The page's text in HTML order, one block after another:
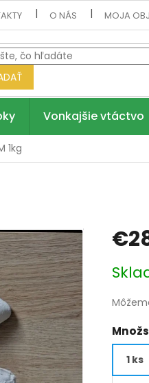
O NÁS MOJA
Vonkajšie vtáctvo
1kg
cena:
1 ks